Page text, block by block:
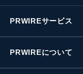
PRWIREサービス
PRWIREについて